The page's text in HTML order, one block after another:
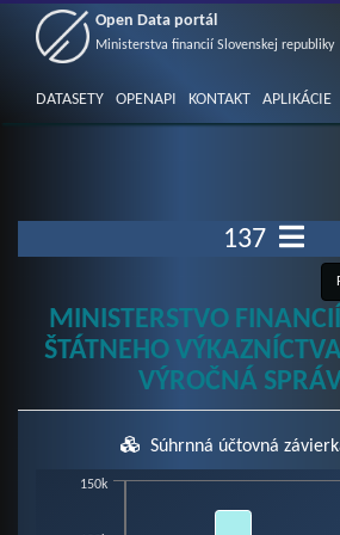
Open Data portál
Ministerstva financií Slovenskej republiky
DATASETY OPENAPI KONTAKT APLIKÁCIE
137
MINISTERSTVO
ŠTÁTNEHO
VÝROČNÁ
Súhrnná účtovná
Chart150k